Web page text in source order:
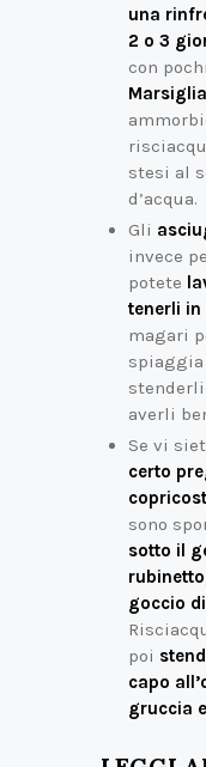
una
2 o 3
con
Marsiglia
stesi al
d’acqua.
Gli
invece
potete
tenerli in
magari
averli
Se vi
certo
sono
sotto il
goccio
poi
capo
gruccia